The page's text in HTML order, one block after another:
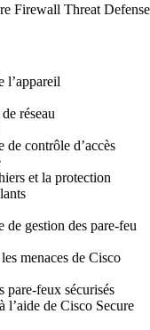
Firewall Threat Defense
l’appareil
réseau
contrôle d’accès
et la protection
de gestion des pare-feu
menaces de Cisco
pare-feux sécurisés
l’aide de Cisco Secure